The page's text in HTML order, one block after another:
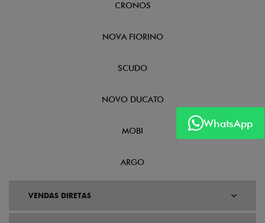
WhatsApp
CRONOS
NOVA FIORINO
SCUDO
NOVO DUCATO
MOBI
ARGO
VENDAS DIRETAS